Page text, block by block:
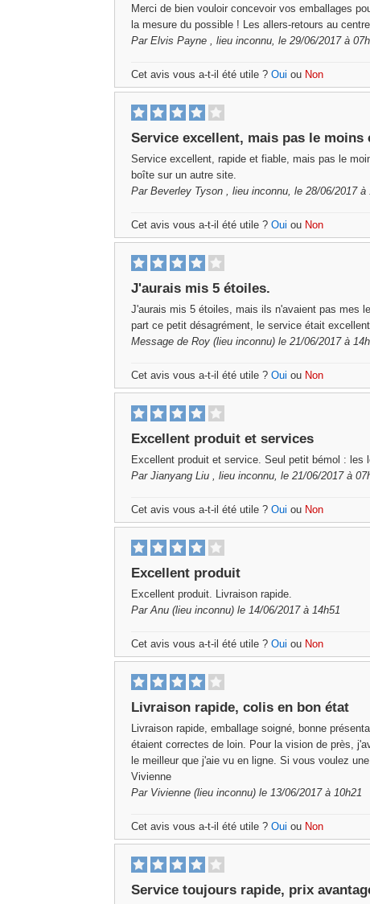
Merci de bien vouloir concevoir vos emballages
la mesure du possible ! Les allers-retours au
Par Elvis Payne , lieu inconnu, le 29/06/2017 à
Cet avis vous a-t-il été utile ? Oui ou Non
Service excellent, mais pas le moins
Service excellent, rapide et fiable, mais pas le
boîte sur un autre site.
Par Beverley Tyson , lieu inconnu, le 28/06/2017 à
Cet avis vous a-t-il été utile ? Oui ou Non
J'aurais mis 5 étoiles.
J'aurais mis 5 étoiles, mais ils n'avaient pas mes
part ce petit désagrément, le service était
Message de Roy (lieu inconnu) le 21/06/2017 à
Cet avis vous a-t-il été utile ? Oui ou Non
Excellent produit et services
Excellent produit et service. Seul petit bémol :
Par Jianyang Liu , lieu inconnu, le 21/06/2017 à
Cet avis vous a-t-il été utile ? Oui ou Non
Excellent produit
Excellent produit. Livraison rapide.
ParAnu (lieu inconnu) le 14/06/2017 à 14h51
Cet avis vous a-t-il été utile ? Oui ou Non
Livraison rapide, colis en bon état
Livraison rapide, emballage soigné, bonne
étaient correctes de loin. Pour la vision de près,
le meilleur que j'aie vu en ligne. Si vous voulez
Vivienne
Par Vivienne (lieu inconnu) le 13/06/2017 à 10h21
Cet avis vous a-t-il été utile ? Oui ou Non
Service toujours rapide, prix